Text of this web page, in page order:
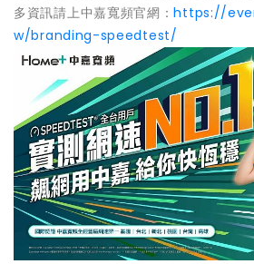
多資訊請上中嘉寬頻官網：https://
w/branding-speedtest/